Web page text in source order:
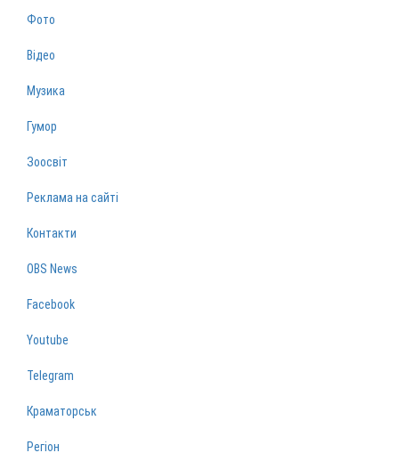
Фото
Відео
Музика
Гумор
Зоосвіт
Реклама на сайті
Контакти
OBS News
Facebook
Youtube
Telegram
Краматорськ
Регіон